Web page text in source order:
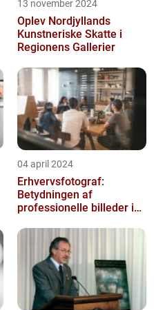
13 november 2024
Oplev Nordjyllands
Kunstneriske Skatte i
Regionens Gallerier
04 april 2024
Erhvervsfotograf:
Betydningen af
professionelle billeder i